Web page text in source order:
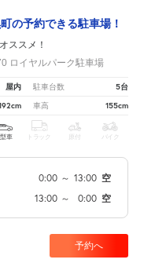
の予約できる駐車場！
ススメ！
ロイヤルパーク駐車場
屋内 駐車台数 5台
車高 155cm
車 トラック 原付 バイク
0:00 ～ 13:00 空
13:00 ～ 0:00 空
予約へ